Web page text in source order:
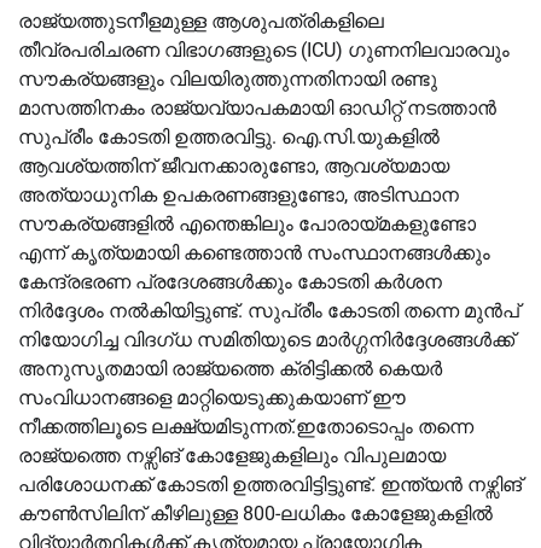
രാജ്യത്തുടനീളമുള്ള ആശുപത്രികളിലെ
തീവ്രപരിചരണ വിഭാഗങ്ങളുടെ (ICU) ഗുണനിലവാരവും
സൗകര്യങ്ങളും വിലയിരുത്തുന്നതിനായി രണ്ടു
മാസത്തിനകം രാജ്യവ്യാപകമായി ഓഡിറ്റ് നടത്താൻ
സുപ്രീം കോടതി ഉത്തരവിട്ടു. ഐ.സി.യുകളിൽ
ആവശ്യത്തിന് ജീവനക്കാരുണ്ടോ, ആവശ്യമായ
അത്യാധുനിക ഉപകരണങ്ങളുണ്ടോ, അടിസ്ഥാന
സൗകര്യങ്ങളിൽ എന്തെങ്കിലും പോരായ്മകളുണ്ടോ
എന്ന് കൃത്യമായി കണ്ടെത്താൻ സംസ്ഥാനങ്ങൾക്കും
കേന്ദ്രഭരണ പ്രദേശങ്ങൾക്കും കോടതി കർശന
നിർദ്ദേശം നൽകിയിട്ടുണ്ട്. സുപ്രീം കോടതി തന്നെ മുൻപ്
നിയോഗിച്ച വിദഗ്ധ സമിതിയുടെ മാർഗ്ഗനിർദ്ദേശങ്ങൾക്ക്
അനുസൃതമായി രാജ്യത്തെ ക്രിട്ടിക്കൽ കെയർ
സംവിധാനങ്ങളെ മാറ്റിയെടുക്കുകയാണ് ഈ
നീക്കത്തിലൂടെ ലക്ഷ്യമിടുന്നത്.ഇതോടൊപ്പം തന്നെ
രാജ്യത്തെ നഴ്സിങ് കോളേജുകളിലും വിപുലമായ
പരിശോധനക്ക് കോടതി ഉത്തരവിട്ടിട്ടുണ്ട്. ഇന്ത്യൻ നഴ്സിങ്
കൗൺസിലിന് കീഴിലുള്ള 800-ലധികം കോളേജുകളിൽ
വിദ്യാർത്ഥികൾക്ക് കൃത്യമായ പ്രായോഗിക